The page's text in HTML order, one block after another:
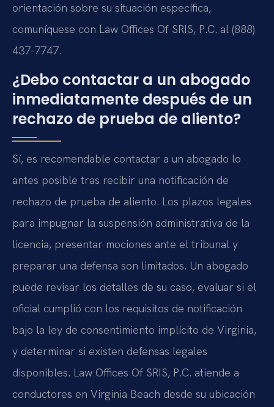
orientación sobre su situación específica,
comuníquese con Law Offices Of SRIS, P.C. al (888)
437-7747.
¿Debo contactar a un abogado
inmediatamente después de un
rechazo de prueba de aliento?
Sí, es recomendable contactar a un abogado lo
antes posible tras recibir una notificación de
rechazo de prueba de aliento. Los plazos legales
para impugnar la suspensión administrativa de la
licencia, presentar mociones ante el tribunal y
preparar una defensa son limitados. Un abogado
puede revisar los detalles de su caso, evaluar si el
oficial cumplió con los requisitos de notificación
bajo la ley de consentimiento implícito de Virginia,
y determinar si existen defensas legales
disponibles. Law Offices Of SRIS, P.C. atiende a
conductores en Virginia Beach desde su ubicación